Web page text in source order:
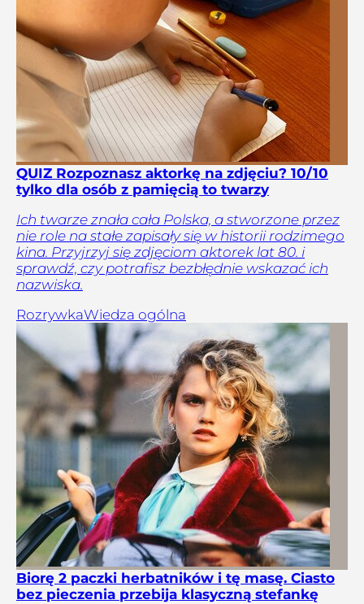
QUIZ Rozpoznasz aktorkę na zdjęciu? 10/10
tylko dla osób z pamięcią to twarzy
Ich twarze znała cała Polska, a stworzone przez
nie role na stałe zapisały się w historii rodzimego
kina. Przyjrzyj się zdjęciom aktorek lat 80. i
sprawdź, czy potrafisz bezbłędnie wskazać ich
nazwiska.
RozrywkaWiedza ogólna
Biorę 2 paczki herbatników i tę masę. Ciasto
bez pieczenia przebija klasyczną stefankę